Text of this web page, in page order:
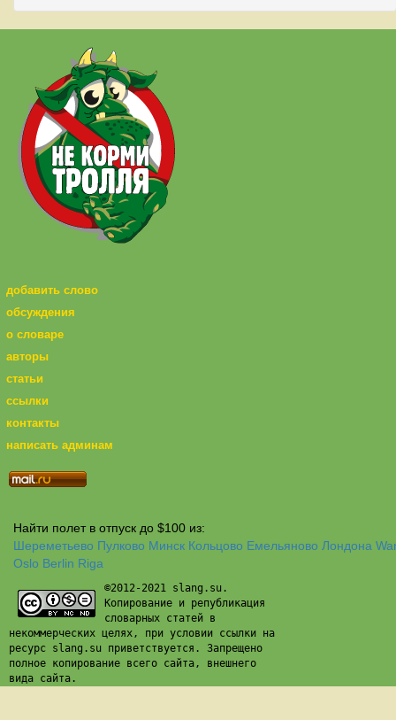
добавить слово
обсуждения
о словаре
авторы
статьи
ссылки
контакты
написать админам
Найти полет в отпуск до $100 из:
Шереметьево Пулково Минск Кольцово Емельяново Лондона
Oslo Berlin Riga
©2012-2021 slang.su.
Копирование и републикация
словарных статей в
некоммерческих целях, при условии ссылки на
ресурс slang.su приветствуется. Запрещено
полное копирование всего сайта, внешнего
вида сайта.